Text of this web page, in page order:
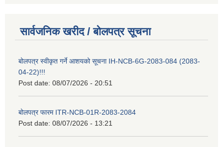
सार्वजनिक खरीद / बोलपत्र सूचना
बोलपत्र स्वीकृत गर्ने आशयको सूचना IH-NCB-6G-2083-084 (2083-
04-22)!!!
Post date: 08/07/2026 - 20:51
बोलपत्र फारम ITR-NCB-01R-2083-2084
Post date: 08/07/2026 - 13:21